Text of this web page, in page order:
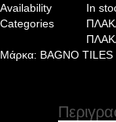
Availability
In
Categories
Μάρκα: BAGNO TILES